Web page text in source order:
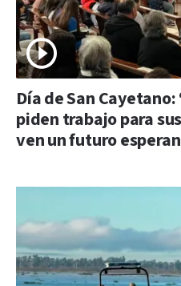
Día de San
piden trabajo para
ven un futuro